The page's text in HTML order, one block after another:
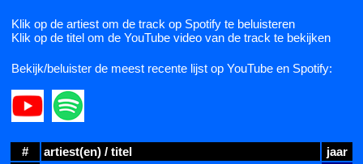
Klik op de artiest om de track op Spotify te beluisteren
Klik op de titel om de YouTube video van de track te bekijken
Bekijk/beluister de meest recente lijst op YouTube en Spotify:
# artiest(en) / titel
jaar